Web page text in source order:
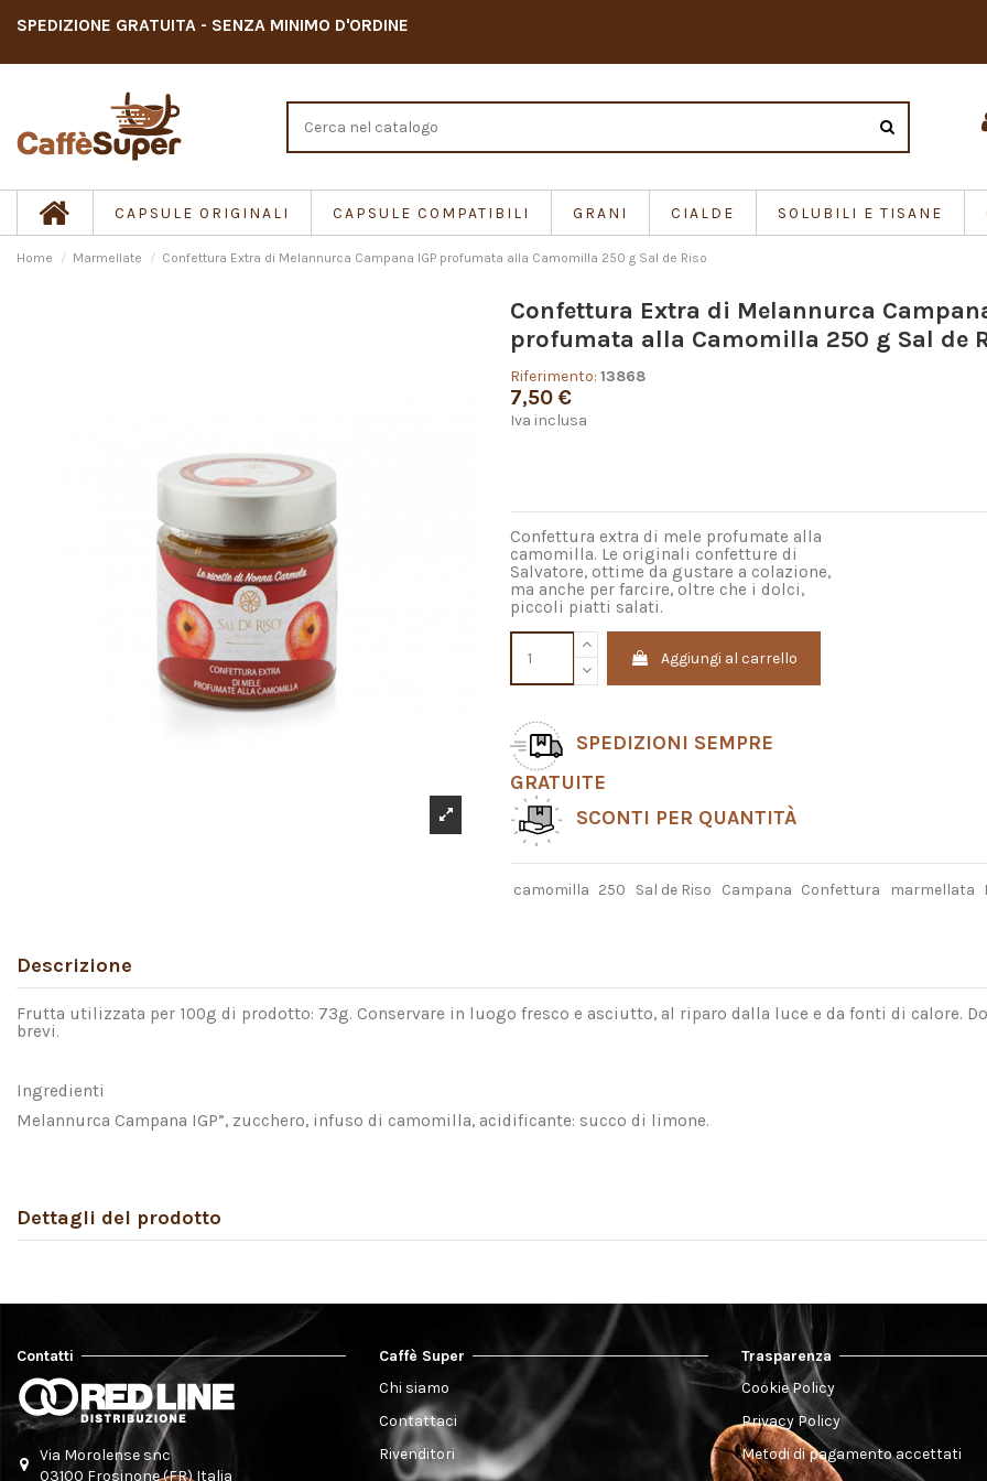
SPEDIZIONE GRATUITA - SENZA MINIMO D'ORDINE
CAPSULE ORIGINALI CAPSULE COMPATIBILI GRANI CIALDE SOLUBILI E TISANE
Home Marmellate Confettura Extra di Melannurca Campana IGP profumata alla Camomilla 250 g Sal de Riso
Confettura Extra di Melannurca
profumata alla Camomilla 250 g Sal de
Riferimento: 13868
7,50 €
Iva inclusa
Confettura extra di mele profumate alla
camomilla. Le originali confetture di
Salvatore, ottime da gustare a colazione,
ma anche per farcire, oltre che i dolci,
piccoli piatti salati.
Aggiungi al carrello
SPEDIZIONI SEMPRE
GRATUITE
SCONTI PER QUANTITÀ
camomilla 250 Sal de Riso Campana Confettura marmellata
Descrizione
Frutta utilizzata per 100g di prodotto: 73g. Conservare in luogo fresco e asciutto, al riparo dalla luce e da fonti di calore.
brevi.
Ingredienti
Melannurca Campana IGP”, zucchero, infuso di camomilla, acidificante: succo di limone.
Dettagli del prodotto
Contatti
Via Morolense snc
03100 Frosinone (FR) Italia
Caffè Super
Chi siamo
Contattaci
Rivenditori
Trasparenza
Cookie Policy
Privacy Policy
Metodi di pagamento accettati